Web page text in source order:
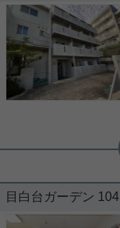
写真(9)
写真(9)
実用春日ホーム 富
目白台ガーデン 104